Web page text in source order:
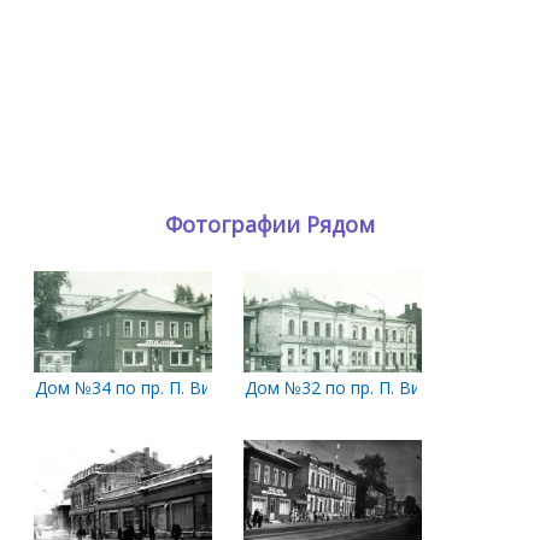
Фотографии Рядом
Дом №34 по пр. П. Виноградова. Снимок сделан,
Дом №32 по пр. П. Виноградова.